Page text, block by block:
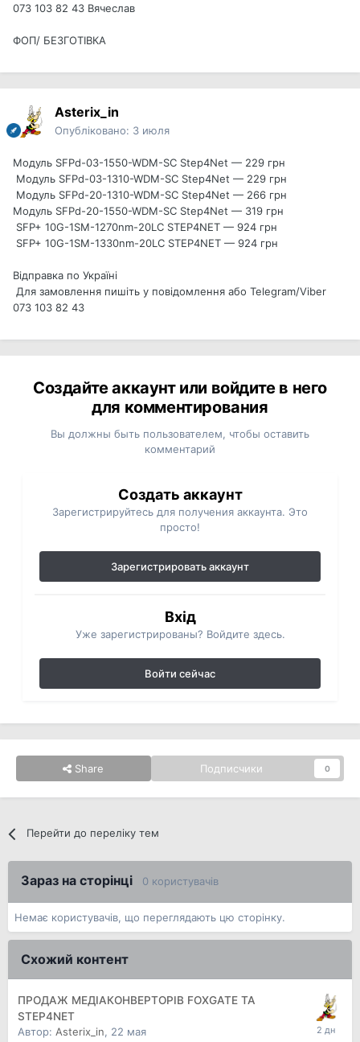
073 103 82 43 Вячеслав
ФОП/ БЕЗГОТІВКА
Asterix_in
Опубліковано: 3 июля
Модуль SFPd-03-1550-WDM-SC Step4Net — 229 грн
Модуль SFPd-03-1310-WDM-SC Step4Net — 229 грн
Модуль SFPd-20-1310-WDM-SC Step4Net — 266 грн
Модуль SFPd-20-1550-WDM-SC Step4Net — 319 грн
SFP+ 10G-1SM-1270nm-20LC STEP4NET — 924 грн
SFP+ 10G-1SM-1330nm-20LC STEP4NET — 924 грн
Відправка по Україні
Для замовлення пишіть у повідомлення або Telegram/Viber
073 103 82 43
Создайте аккаунт или войдите в него
для комментирования
Вы должны быть пользователем, чтобы оставить
комментарий
Создать аккаунт
Зарегистрируйтесь для получения аккаунта. Это
просто!
Зарегистрировать аккаунт
Вхід
Уже зарегистрированы? Войдите здесь.
Войти сейчас
Share Подписчики 0
Перейти до переліку тем
Зараз на сторінці 0 користувачів
Немає користувачів, що переглядають цю сторінку.
Схожий контент
ПРОДАЖ МЕДІАКОНВЕРТОРІВ FOXGATE ТА
STEP4NET
Автор: Asterix_in, 22 мая